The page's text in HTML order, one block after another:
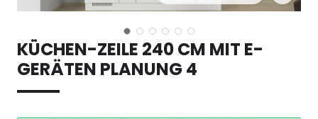
KÜCHEN-ZEILE 240 CM MIT E-
GERÄTEN PLANUNG 4